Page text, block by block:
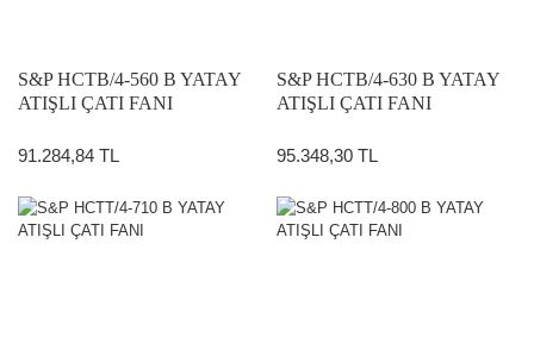
S&P HCTB/4-560 B YATAY
ATIŞLI ÇATI FANI
91.284,84 TL
S&P HCTB/4-630 B YATAY
ATIŞLI ÇATI FANI
95.348,30 TL